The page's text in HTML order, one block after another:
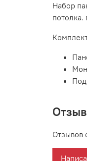
Набор
потолка.
Отзывов